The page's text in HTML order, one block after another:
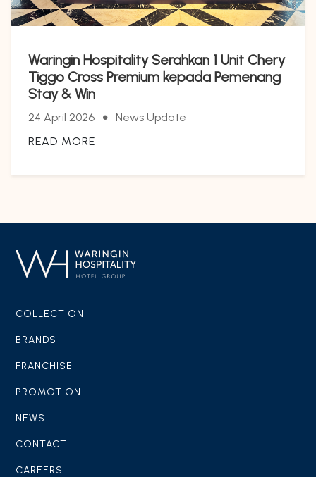
Waringin Hospitality Serahkan 1 Unit Chery
Tiggo Cross Premium kepada Pemenang
Stay & Win
24 April 2026
News Update
READ MORE
COLLECTION
BRANDS
FRANCHISE
PROMOTION
NEWS
CONTACT
CAREERS